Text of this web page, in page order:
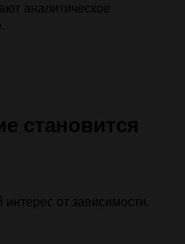
аналитическое
становится
от зависимости.